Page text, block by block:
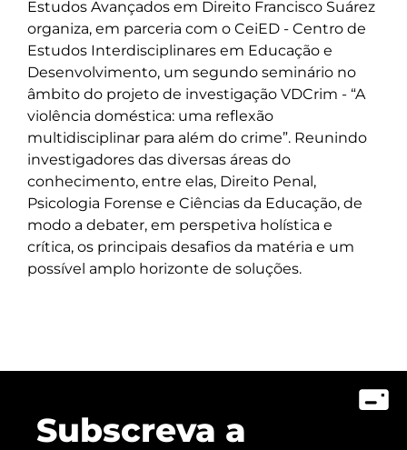
Estudos Avançados em Direito Francisco Suárez
organiza, em parceria com o CeiED - Centro de
Estudos Interdisciplinares em Educação e
Desenvolvimento, um segundo seminário no
âmbito do projeto de investigação VDCrim - “A
violência doméstica: uma reflexão
multidisciplinar para além do crime”. Reunindo
investigadores das diversas áreas do
conhecimento, entre elas, Direito Penal,
Psicologia Forense e Ciências da Educação, de
modo a debater, em perspetiva holística e
crítica, os principais desafios da matéria e um
possível amplo horizonte de soluções.
Subscreva a